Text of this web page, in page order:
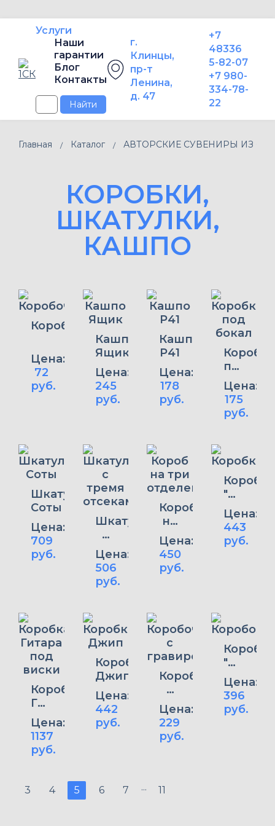
Услуги
Наши
гарантии
Блог
Контакты
Найти
г.
Клинцы,
пр-т
Ленина,
д. 47
+7
48336
5-82-07
+7 980-
334-78-
22
Главная Каталог АВТОРСКИЕ СУВЕНИРЫ ИЗ
КОРОБКИ,
ШКАТУЛКИ,
КАШПО
Коробочки
Цена:
72
руб.
Кашпо
Ящик
Цена:
245
руб.
Кашпо
Р41
Цена:
178
руб.
Коробка
под
бокал
Цена:
175
руб.
Шкатулка
Соты
Цена:
709
руб.
Шкатулка
с
тремя
отсеками
Цена:
506
руб.
Короб
на
три
отделения
Цена:
450
руб.
Коробка
"Пивная
кружка"
для
вкусных
букетов
Цена:
443
руб.
Коробка
Гитара
под
виски
Цена:
1137
руб.
Коробка
Джип
Цена:
442
руб.
Коробочка
с
гравировкой
Цена:
229
руб.
малый
Цена:
396
руб.
3 4 5 6 7 ... 11